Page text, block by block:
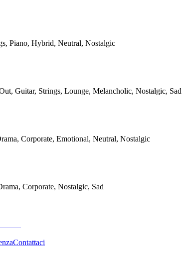
Piano, Hybrid, Neutral, Nostalgic
Guitar, Strings, Lounge, Melancholic, Nostalgic, Sad
Corporate, Emotional, Neutral, Nostalgic
Corporate, Nostalgic, Sad
Contattaci